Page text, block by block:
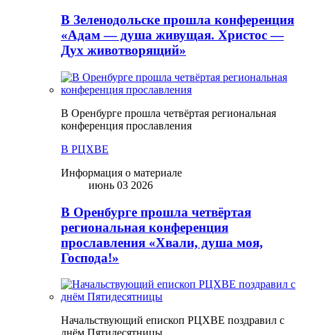
В Зеленодольске прошла конференция
«Адам — душа живущая. Христос —
Дух животворящий»
В Оренбурге прошла четвёртая региональная
конференция прославления
В РЦХВЕ
Информация о материале
июнь 03 2026
В Оренбурге прошла четвёртая
региональная конференция
прославления «Хвали, душа моя,
Господа!»
Начальствующий епископ РЦХВЕ поздравил с